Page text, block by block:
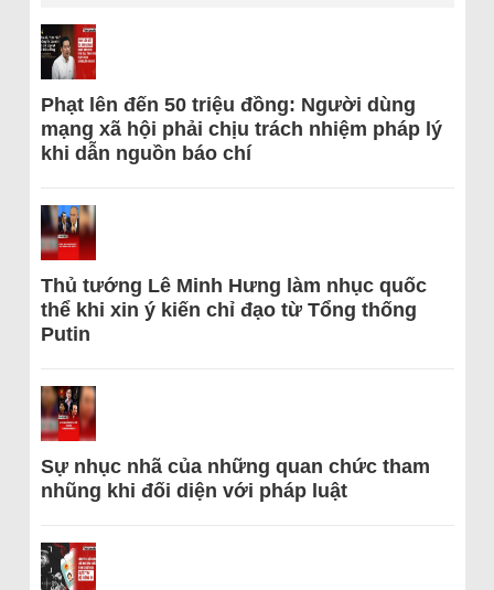
Phạt lên đến 50 triệu đồng: Người dùng
mạng xã hội phải chịu trách nhiệm pháp lý
khi dẫn nguồn báo chí
Thủ tướng Lê Minh Hưng làm nhục quốc
thể khi xin ý kiến chỉ đạo từ Tổng thống
Putin
Sự nhục nhã của những quan chức tham
nhũng khi đối diện với pháp luật